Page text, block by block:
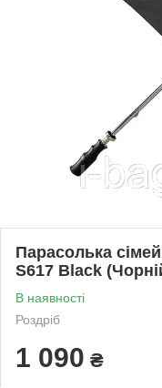
Парасолька
S617 Black
В наявності
Роздріб
1 090 ₴